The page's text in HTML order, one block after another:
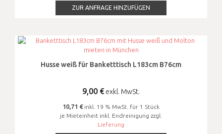
ZUR ANFRAGE HINZUFÜGEN
Husse weiß für Banketttisch L183cm B76cm
9,00 € exkl. MwSt.
10,71 €inkl. 19 % MwSt. für 1 Stück
je Mieteinheit inkl. Endreinigung zzgl.
Lieferung